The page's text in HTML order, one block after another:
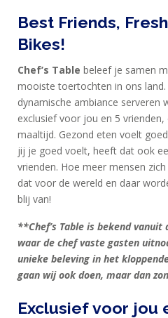
Best Friends,
Bikes!
Chef’s Table beleef je samen
mooiste toertochten in ons
dynamische ambiance serveren
exclusief voor jou en 5
maaltijd. Gezond eten voelt
jij je goed voelt, heeft dat ook
vrienden. Hoe meer mensen
dat voor de wereld en daar
blij van!
**Chef’s Table is bekend
waar de chef vaste gasten
unieke beleving in het
gaan wij ook doen, maar dan
Exclusief voor jou
EIWITTEN
EN
HERSTEL
SPORT
EN
DIEET
MAXIM
TRAINING
CIRKEL
MAXIM
FEEDS
BLUE
NANA